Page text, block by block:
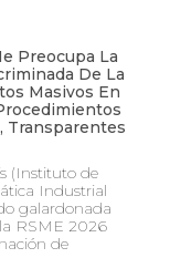
Preocupa La
De La
Masivos En
Transparentes
(Instituto de
Industrial
galardonada
RSME 2026
de